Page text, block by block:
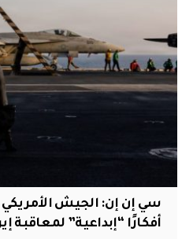
سي إن إن: الجيش
أفكارًا “إبداعية” لمعاقبة